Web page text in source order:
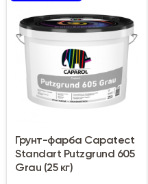
Грунт-фарба Capatect
Standart Putzgrund 605
Grau (25 кг)